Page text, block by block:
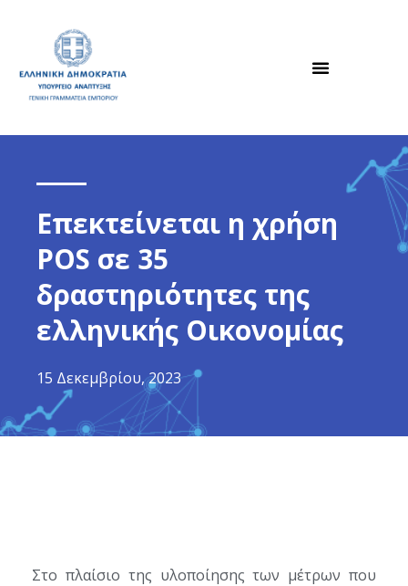
Επεκτείνεται η χρήση
POS σε 35
δραστηριότητες της
ελληνικής Οικονομίας
15 Δεκεμβρίου, 2023
Στο πλαίσιο της υλοποίησης των μέτρων που